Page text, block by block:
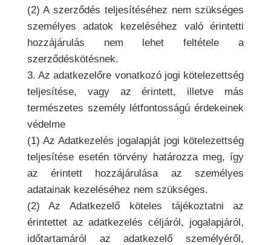
(2) A szerződés teljesítéséhez nem szükséges
személyes adatok kezeléséhez való érintetti
hozzájárulás nem lehet feltétele a
szerződéskötésnek.
3. Az adatkezelőre vonatkozó jogi kötelezettség
teljesítése, vagy az érintett, illetve más
természetes személy létfontosságú érdekeinek
védelme
(1) Az Adatkezelés jogalapját jogi kötelezettség
teljesítése esetén törvény határozza meg, így
az érintett hozzájárulása az személyes
adatainak kezeléséhez nem szükséges.
(2) Az Adatkezelő köteles tájékoztatni az
érintettet az adatkezelés céljáról, jogalapjáról,
időtartamáról az adatkezelő személyéről,